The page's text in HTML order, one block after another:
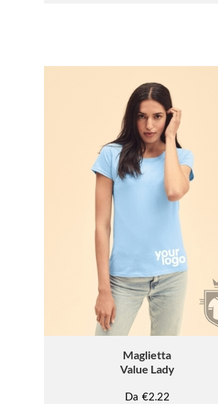
Maglietta
Value Lady
Da €2.22